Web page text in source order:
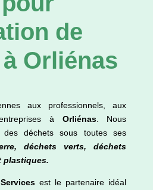
de
Orliénas
aux professionnels, aux
à Orliénas. Nous
des déchets sous toutes ses
déchets verts, déchets
plastiques.
est le partenaire idéal